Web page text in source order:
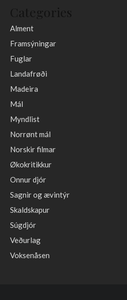
Alment
Framsýningar
Fuglar
Landafrøði
Madeira
Mál
Myndlist
Norrønt mál
Norskir filmar
Økokritikkur
Onnur djór
Sagnir og ævintýr
Skaldskapur
Súgdjór
Veðurlag
Voksenåsen